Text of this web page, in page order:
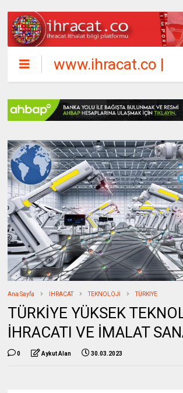
www.ihracat.co |
ihracat ithalat
bilgi platformu
Ana Sayfa İHRACAT TEKNOLOJİ TÜRKİYE
TÜRKİYE YÜKSEK
İHRACATI VE İMALAT
0 Aykut Alan 30.03.2023